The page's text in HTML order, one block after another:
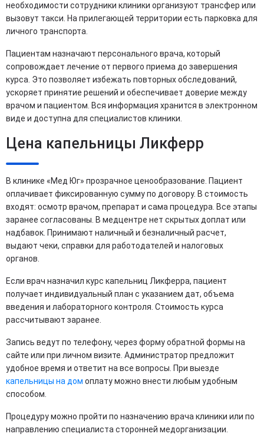
необходимости сотрудники клиники организуют трансфер или
вызовут такси. На прилегающей территории есть парковка для
личного транспорта.
Пациентам назначают персонального врача, который
сопровождает лечение от первого приема до завершения
курса. Это позволяет избежать повторных обследований,
ускоряет принятие решений и обеспечивает доверие между
врачом и пациентом. Вся информация хранится в электронном
виде и доступна для специалистов клиники.
Цена капельницы Ликферр
В клинике «Мед Юг» прозрачное ценообразование. Пациент
оплачивает фиксированную сумму по договору. В стоимость
входят: осмотр врачом, препарат и сама процедура. Все этапы
заранее согласованы. В медцентре нет скрытых доплат или
надбавок. Принимают наличный и безналичный расчет,
выдают чеки, справки для работодателей и налоговых
органов.
Если врач назначил курс капельниц Ликферра, пациент
получает индивидуальный план с указанием дат, объема
введения и лабораторного контроля. Стоимость курса
рассчитывают заранее.
Запись ведут по телефону, через форму обратной формы на
сайте или при личном визите. Администратор предложит
удобное время и ответит на все вопросы. При выезде
капельницы на дом оплату можно внести любым удобным
способом.
Процедуру можно пройти по назначению врача клиники или по
направлению специалиста сторонней медорганизации.